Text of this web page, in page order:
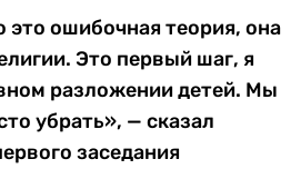
это ошибочная теория, она
Это первый шаг, я
разложении детей. Мы
убрать», — сказал
заседания